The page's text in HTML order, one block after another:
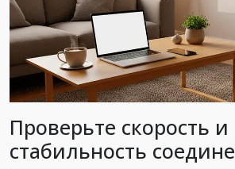
Проверьте скорость и
стабильность